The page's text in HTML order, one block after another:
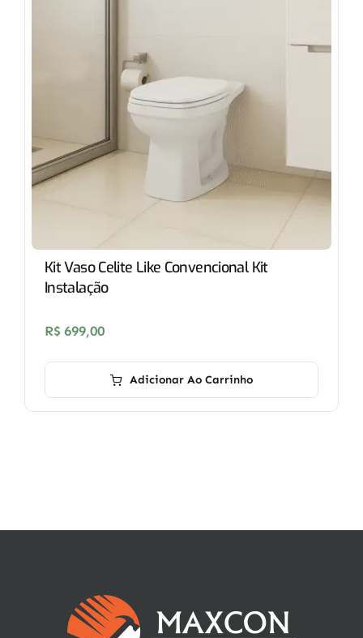
Kit Vaso Celite Like Convencional Kit
Instalação
R$ 699,00
Adicionar Ao Carrinho